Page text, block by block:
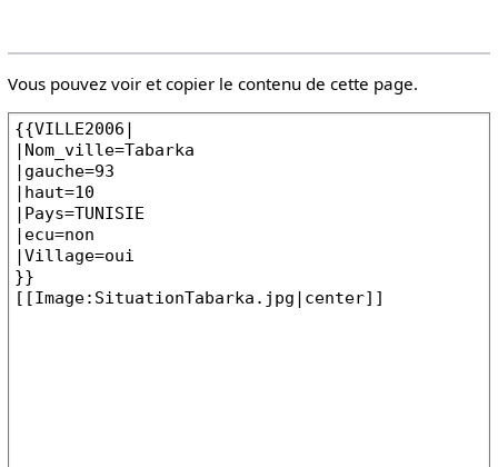
Vous pouvez voir et copier le contenu de cette page.